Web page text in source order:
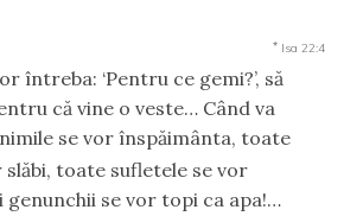
* Isa 22:4
întreba: ‘Pentru ce gemi?’, să
că vine o veste… Când va
se vor înspăimânta, toate
slăbi, toate sufletele se vor
genunchii se vor topi ca apa!…